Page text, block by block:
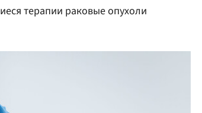
терапии раковые опухоли